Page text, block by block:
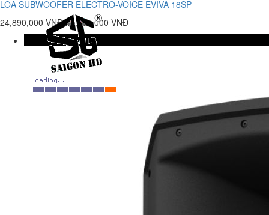
LOA SUBWOOFER ELECTRO-VOICE EVIVA 18SP
24,890,000 VNĐ 24,900,000 VNĐ